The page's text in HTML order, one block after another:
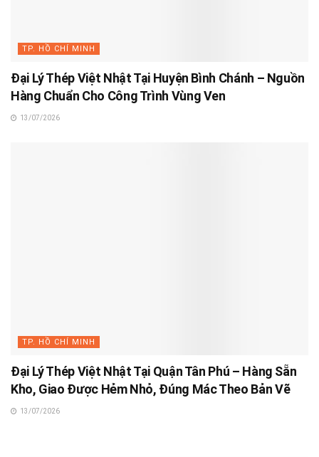
TP. HỒ CHÍ MINH
Đại Lý Thép Việt Nhật Tại Huyện Bình Chánh – Nguồn
Hàng Chuẩn Cho Công Trình Vùng Ven
13/07/2026
TP. HỒ CHÍ MINH
Đại Lý Thép Việt Nhật Tại Quận Tân Phú – Hàng Sẵn
Kho, Giao Được Hẻm Nhỏ, Đúng Mác Theo Bản Vẽ
13/07/2026